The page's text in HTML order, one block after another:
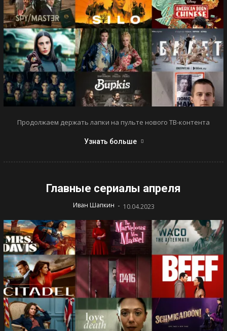
Продолжаем держать лапки на пульте нового ТВ-контента
Узнать больше
Главные сериалы апреля
Иван Шапкин - 10.04.2023